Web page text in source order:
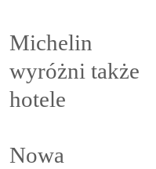
Michelin
wyróżni także
hotele
Nowa